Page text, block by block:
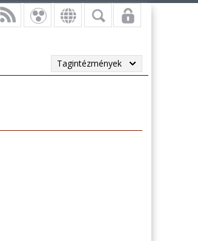
Tagintézmények